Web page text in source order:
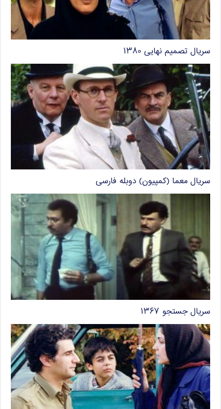
سریال تصمیم نهایی ۱۳۸۰
سریال معما (کمپیون) دوبله فارسی
سریال جستجو ۱۳۶۷